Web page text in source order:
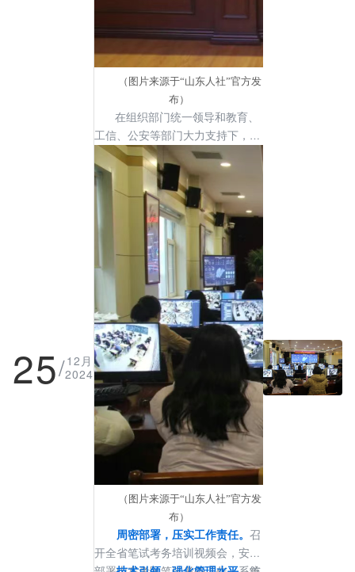
25/12月
2024
（图片来源于“山东人社”官方发
布）
在组织部门统一领导和教育、
工信、公安等部门大力支持下，各
级人力资源社会保障部门精心组
织，统筹推进，切实扛起笔试考务
组织主体责任，平稳顺利完成了笔
试组织实施工作。今年参与此次笔
试的工作人员共计1.5万名，其
中，监考人员1.1万名，人社系统
巡考人员1500余名，公安机关人员
420余名，无线电管理部门技术人
员130余名，有力保障了考试的顺
利实施。
（图片来源于“山东人社”官方发
布）
周密部署，压实工作责任。 召
开全省笔试考务培训视频会，安排